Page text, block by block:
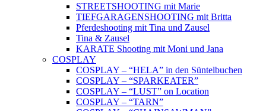
STREETSHOOTING mit Marie
TIEFGARAGENSHOOTING mit Britta
Pferdeshooting mit Tina und Zausel
Tina & Zausel
KARATE Shooting mit Moni und Jana
COSPLAY
COSPLAY – “HELA” in den Süntelbuchen
COSPLAY – “SPARKEATER”
COSPLAY – “LUST” on Location
COSPLAY – “TARN”